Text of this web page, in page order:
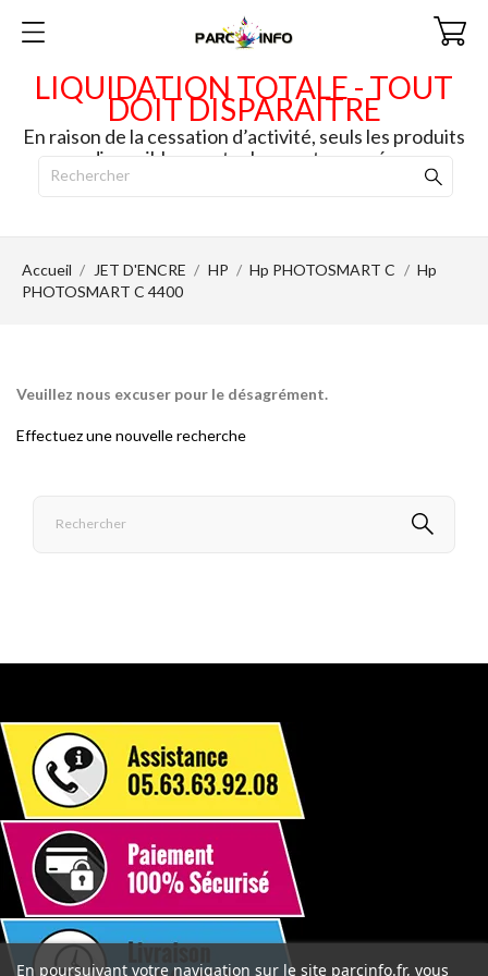
LIQUIDATION TOTALE - TOUT
DOIT DISPARAITRE
En raison de la cessation d’activité, seuls les produits
disponibles en stock seront envoyés.
Accueil JET D'ENCRE HP Hp PHOTOSMART C
Hp
PHOTOSMART C 4400
Veuillez nous excuser pour le désagrément.
Effectuez une nouvelle recherche
En poursuivant votre navigation sur le site parcinfo.fr, vous